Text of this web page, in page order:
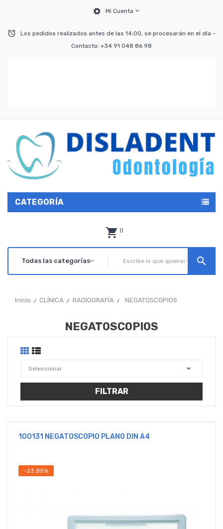
Mi Cuenta
Los pedidos realizados antes de las 14:00, se procesarán en el día -
Contacto: +34 91 048 86 98
CATEGORÍA
0
search
Inicio CLÍNICA RADIOGRAFÍA NEGATOSCOPIOS
NEGATOSCOPIOS
Seleccionar 
FILTRAR
100131 NEGATOSCOPIO PLANO DIN A4
-23,85%